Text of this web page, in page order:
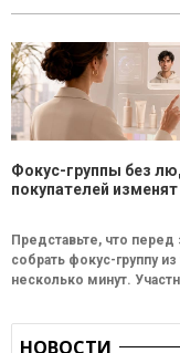
Фокус-группы без
покупателей
Представьте, что
собрать фокус-группу
несколько минут.
НОВОСТИ